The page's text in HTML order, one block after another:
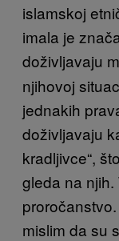
islamskoj
imala je
doživljavaju
njihovoj
jednakih
doživljavaju
kradljivce“,
gleda na
mislim da su